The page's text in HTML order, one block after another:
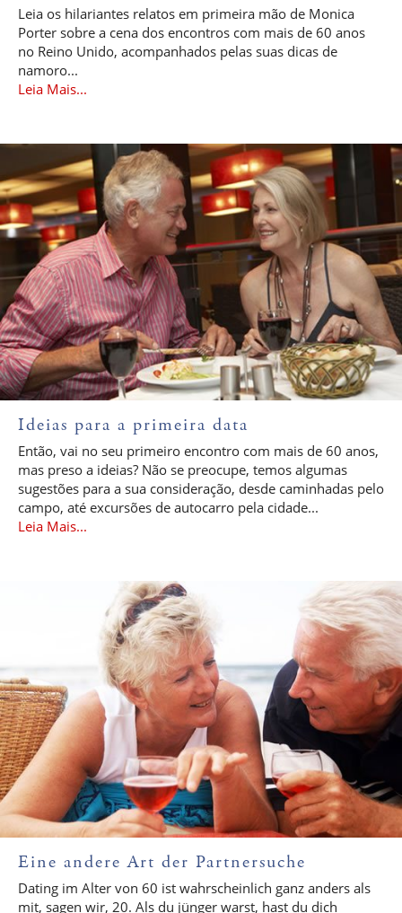
Leia os hilariantes relatos em primeira mão de Monica
Porter sobre a cena dos encontros com mais de 60 anos
no Reino Unido, acompanhados pelas suas dicas de
namoro...
Leia Mais...
Ideias para a primeira data
Então, vai no seu primeiro encontro com mais de 60 anos,
mas preso a ideias? Não se preocupe, temos algumas
sugestões para a sua consideração, desde caminhadas pelo
campo, até excursões de autocarro pela cidade...
Leia Mais...
Eine andere Art der Partnersuche
Dating im Alter von 60 ist wahrscheinlich ganz anders als
mit, sagen wir, 20. Als du jünger warst, hast du dich